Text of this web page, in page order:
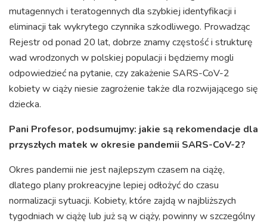
mutagennych i teratogennych dla szybkiej identyfikacji i
eliminacji tak wykrytego czynnika szkodliwego. Prowadząc
Rejestr od ponad 20 lat, dobrze znamy częstość i strukturę
wad wrodzonych w polskiej populacji i będziemy mogli
odpowiedzieć na pytanie, czy zakażenie SARS-CoV-2
kobiety w ciąży niesie zagrożenie także dla rozwijającego się
dziecka.
Pani Profesor, podsumujmy: jakie są rekomendacje dla
przyszłych matek w okresie pandemii SARS-CoV-2?
Okres pandemii nie jest najlepszym czasem na ciążę,
dlatego plany prokreacyjne lepiej odłożyć do czasu
normalizacji sytuacji. Kobiety, które zajdą w najbliższych
tygodniach w ciążę lub już są w ciąży, powinny w szczególny